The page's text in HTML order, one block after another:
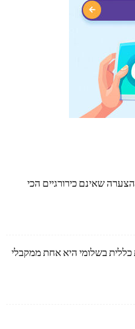
שאינם כירורגיים הכי
בשלומי היא אחת ממקבלי